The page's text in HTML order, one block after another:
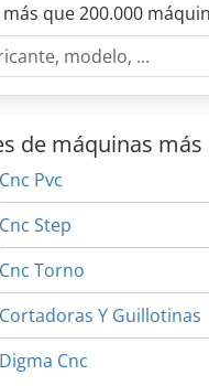
que 200.000
de máquinas
Cnc Pvc
Cnc Step
Cnc Torno
Cortadoras Y Guillotinas
Digma Cnc